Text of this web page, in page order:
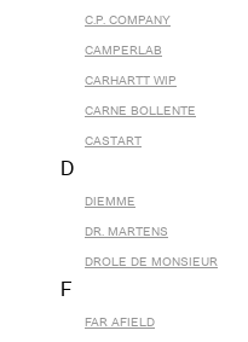
C.P. COMPANY
CAMPERLAB
CARHARTT WIP
CARNE BOLLENTE
CASTART
D
DIEMME
DR. MARTENS
DROLE DE MONSIEUR
F
FAR AFIELD